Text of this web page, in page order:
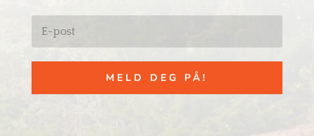
MELD DEG PÅ!